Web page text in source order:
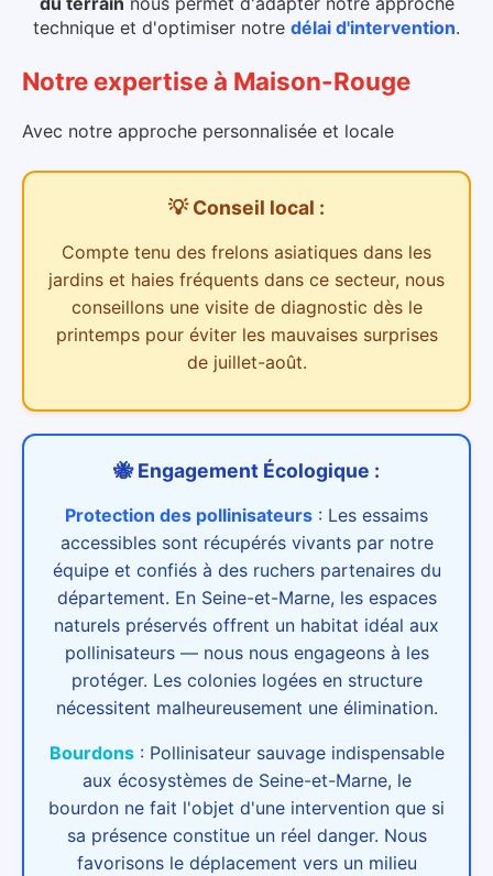
technique et d'optimiser notre délai d'intervention.
Notre expertiseà Maison-Rouge
Avec notre approche personnalisée et locale
💡 Conseil local :
Compte tenu des frelons asiatiques dans les
jardins et haies fréquents dans ce secteur, nous
conseillons une visite de diagnostic dès le
printemps pour éviter les mauvaises surprises
de juillet-août.
🐝 Engagement Écologique :
Protection des pollinisateurs : Les essaims
accessibles sont récupérés vivants par notre
équipe et confiés à des ruchers partenaires du
département. En Seine-et-Marne, les espaces
naturels préservés offrent un habitat idéal aux
pollinisateurs — nous nous engageons à les
protéger. Les colonies logées en structure
nécessitent malheureusement une élimination.
Bourdons : Pollinisateur sauvage indispensable
aux écosystèmes de Seine-et-Marne, le
bourdon ne fait l'objet d'une intervention que si
sa présence constitue un réel danger. Nous
favorisons le déplacement vers un milieu